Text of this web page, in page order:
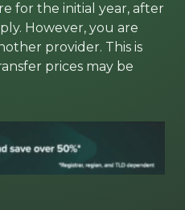
for the initial year, after
However, you are
provider. This is
prices may be